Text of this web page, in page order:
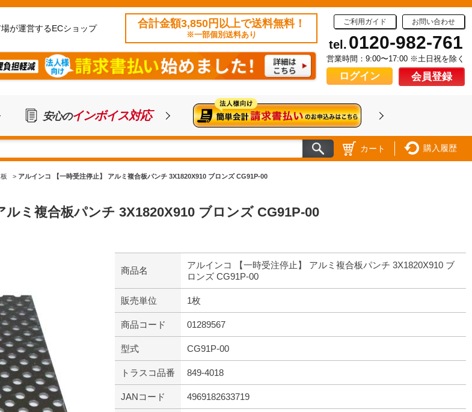
が運営するECショップ 合計金額3,850円以上で送料無料！
※一部個別送料あり
ご利用ガイド お問い合わせ
tel. 0120-982-761
営業時間：9:00〜17:00 ※土日祝を除く
ログイン 会員登録
安心のインボイス対応
カート 購入履歴
> アルインコ 【一時受注停止】 アルミ複合板パンチ 3X1820X910 ブロンズ CG91P-00
ミ複合板パンチ 3X1820X910 ブロンズ CG91P-00
商品名
アルインコ 【一時受注停止】 アルミ複合板パンチ 3X1820X910 ブ
ロンズ CG91P-00
販売単位 1枚
商品コード 01289567
型式 CG91P-00
トラスコ品番 849-4018
JANコード 4969182633719